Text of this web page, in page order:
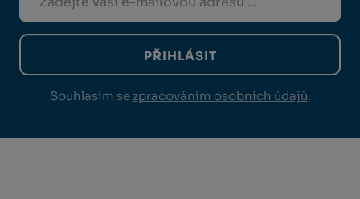
PŘIHLÁSIT
Souhlasím se zpracováním osobních údajů.